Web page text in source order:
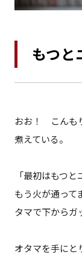
もつと
おお！ こんも
煮えている。
「最初はもつ
もう火が通って
タマで下からガ
オタマを手にと